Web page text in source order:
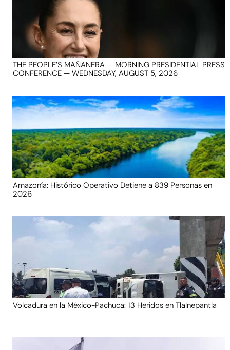
THE PEOPLE’S MAÑANERA — MORNING PRESIDENTIAL PRESS
CONFERENCE — WEDNESDAY, AUGUST 5, 2026
Amazonía: Histórico Operativo Detiene a 839 Personas en
2026
Volcadura en la México-Pachuca: 13 Heridos en Tlalnepantla